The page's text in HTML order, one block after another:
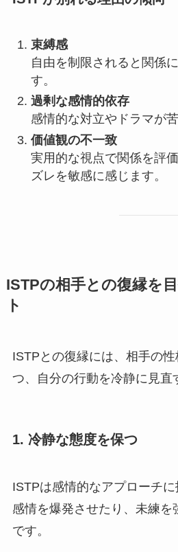
束縛感
自由を制限されると関係
す。
過剰な感情的依存
感情的な対立やドラマが苦
価値観の不一致
実用的な視点で関係を評
ズレを敏感に感じます。
ISTPの相手との復縁を
ト
ISTPとの復縁には、相手の
つ、自分の行動を冷静に見直
1. 冷静な態度を保つ
ISTPは感情的なアプローチに
感情を爆発させたり、未練を
です。